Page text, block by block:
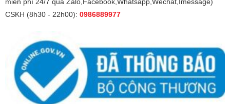
miễn phí 24/7 qua Zalo,Facebook,Whatsapp,Wechat,Imessage)
CSKH (8h30 - 22h00): 0986889977